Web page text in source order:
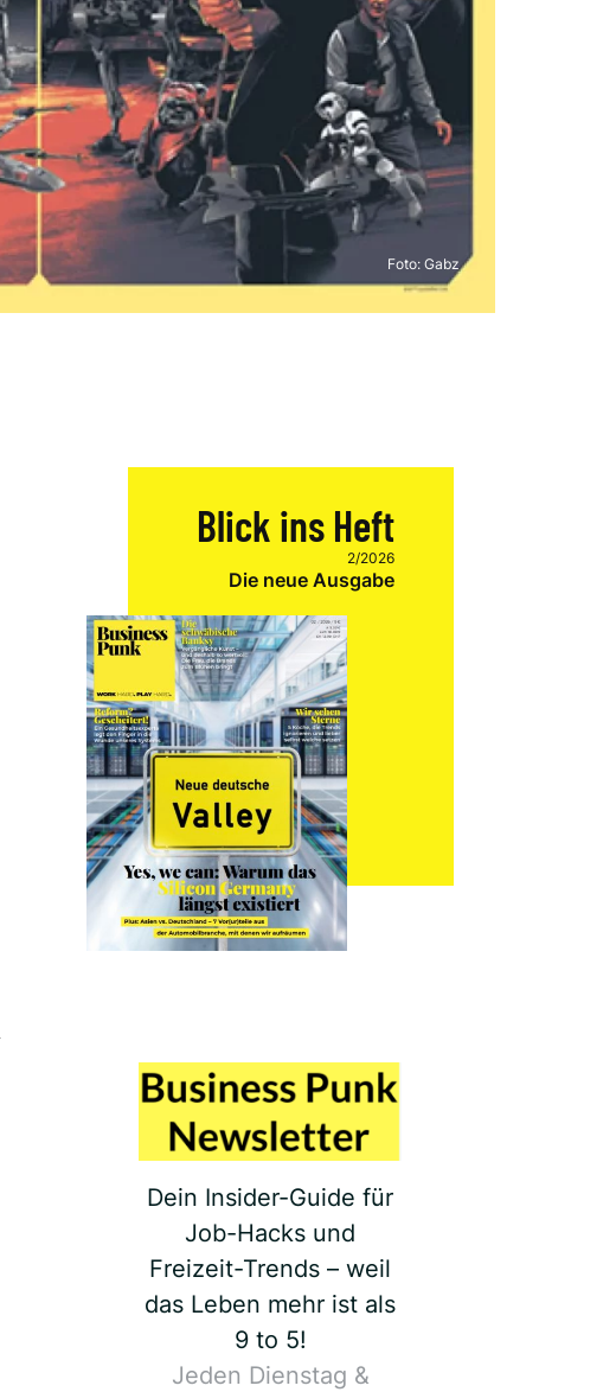
Foto: Gabz
Blick ins Heft
2/2026
Die neue Ausgabe
Dein Insider-Guide für
Job-Hacks und
Freizeit-Trends – weil
das Leben mehr ist als
9 to 5!
Jeden Dienstag &